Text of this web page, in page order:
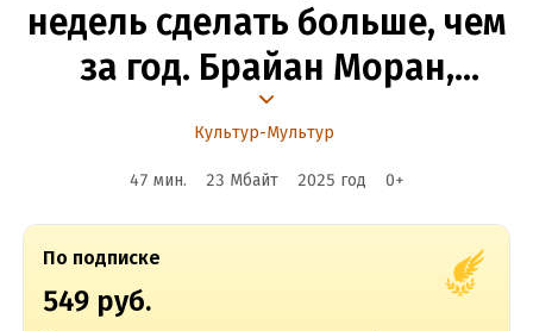
недель сделать больше, чем
за год. Брайан Моран,
Майкл Леннингтон. Кратко
Культур-Мультур
47 мин. 23 Мбайт 2025 год 0+
По подписке
549 руб.